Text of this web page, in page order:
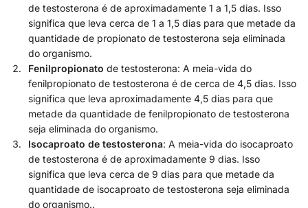
de testosterona é de aproximadamente 1 a 1,5 dias. Isso
significa que leva cerca de 1 a 1,5 dias para que metade da
quantidade de propionato de testosterona seja eliminada
do organismo.
Fenilpropionato de testosterona: A meia-vida do
fenilpropionato de testosterona é de cerca de 4,5 dias. Isso
significa que leva aproximadamente 4,5 dias para que
metade da quantidade de fenilpropionato de testosterona
seja eliminada do organismo.
Isocaproato de testosterona: A meia-vida do isocaproato
de testosterona é de aproximadamente 9 dias. Isso
significa que leva cerca de 9 dias para que metade da
quantidade de isocaproato de testosterona seja eliminada
do organismo..